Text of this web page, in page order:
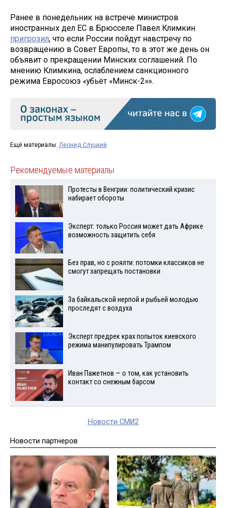
Ранее в понедельник на встрече министров
иностранных дел ЕС в Брюсселе Павел Климкин
пригрозил, что если России пойдут навстречу по
возвращению в Совет Европы, то в этот же день он
объявит о прекращении Минских соглашений. По
мнению Климкина, ослаблением санкционного
режима Евросоюз «убьёт «Минск-2»».
Ещё материалы: Леонид Слуцкий
Рекомендуемые материалы
Протесты в Венгрии: политический кризис
набирает обороты
Эксперт: только Россия может дать Африке
возможность защитить себя
Без прав, но с роялти: потомки классиков не
смогут запрещать постановки
За байкальской нерпой и рыбьей молодью
проследят с воздуха
Эксперт предрек крах попыток киевского
режима манипулировать Трампом
Иван Пажетнов — о том, как установить
контакт со снежным барсом
Новости СМИ2
Новости партнеров